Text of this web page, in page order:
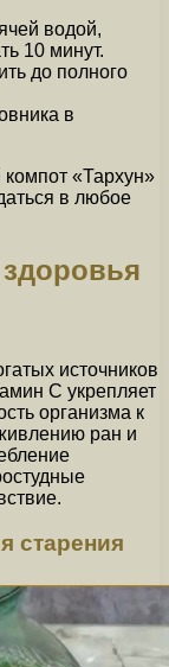
водой,
10 минут.
до полного
в
«Тархун»
в любое
источников
С укрепляет
организма к
ран и
старения